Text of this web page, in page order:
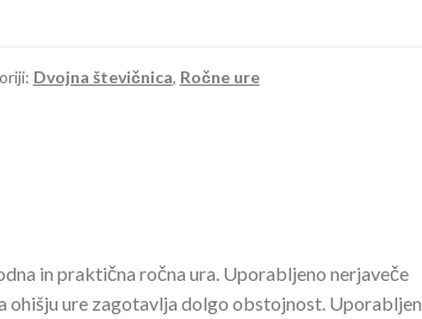
Dvojna števičnica, Ročne ure
in praktična ročna ura. Uporabljeno nerjaveče
ohišju ure zagotavlja dolgo obstojnost. Uporabljen